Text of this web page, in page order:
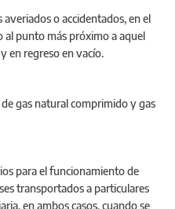
o accidentados, en el
al punto más próximo a aquel
en regreso en vacío.
gas natural comprimido y gas
para el funcionamiento de
transportados a particulares
en ambos casos, cuando se